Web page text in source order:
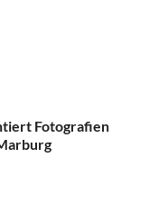
Fotografien